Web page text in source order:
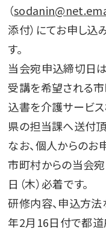
（
添付）にてお申し込
す。
当会宛申込締切日
受講を希望される
込書を介護サービ
県の担当課へ送付頂
なお、個人からのお
市町村からの当会
日（木）必着です。
研修内容、申込方法
年2月16日付で都